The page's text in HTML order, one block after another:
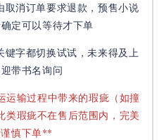
取消订单要求退款，预售小说
定可以等待才下单
键字都切换试试，未来得及上
带书名询问
输过程中带来的瑕疵（如撞
类瑕疵不在售后范围内，完美
慎下单**